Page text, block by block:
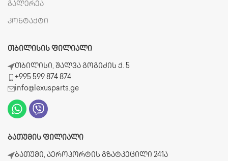
გალერეა
კონტაქტი
ᲗᲑᲘᲚᲘᲡᲘᲡ ᲤᲘᲚᲘᲐᲚᲘ
თბილისი, შალვა გოგიძის ქ. 5
+995 599 874 874
info@lexusparts.ge
ᲑᲐᲗᲣᲛᲘᲡ ᲤᲘᲚᲘᲐᲚᲘ
ბათუმი, აეროპორტის გზატკეცილი 241ა